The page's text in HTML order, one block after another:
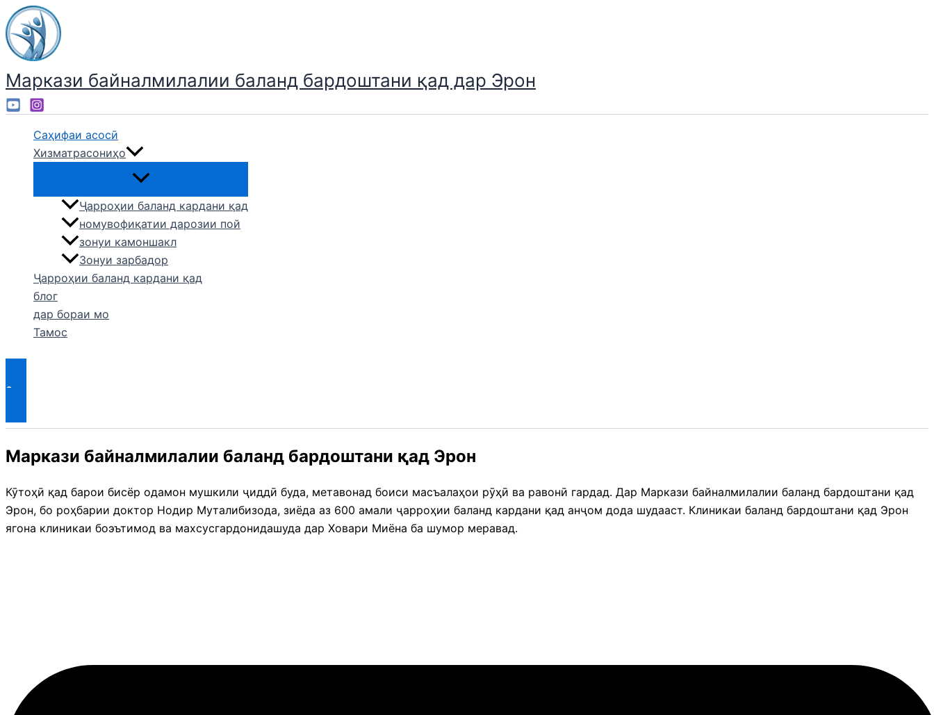
Skip
to
content
Маркази байналмилалии баланд бардоштани қад дар Эрон
Саҳифаи асосӣ
Хизматрасониҳо
Ҷарроҳии баланд кардани қад
номувофиқатии дарозии пой
зонуи камоншакл
Зонуи зарбадор
Ҷарроҳии баланд кардани қад
блог
дар бораи мо
Тамос
Search
Занги WhatsApp
Маркази байналмилалии баланд бардоштани қад Эрон
Кӯтоҳӣ қад барои бисёр одамон мушкили ҷиддӣ буда, метавонад боиси масъалаҳои рӯҳӣ ва равонӣ гардад. Дар Маркази байналмилалии баланд бардоштани қад
Эрон, бо роҳбарии доктор Нодир Муталибизода, зиёда аз 600 амали ҷарроҳии баланд кардани қад анҷом дода шудааст. Клиникаи баланд бардоштани қад Эрон
ягона клиникаи боэътимод ва махсусгардонидашуда дар Ховари Миёна ба шумор меравад.